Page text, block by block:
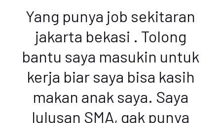
Yang punya job sekitaran
jakarta bekasi . Tolong
bantu saya masukin untuk
kerja biar saya bisa kasih
makan anak saya. Saya
lulusan SMA, gak punya